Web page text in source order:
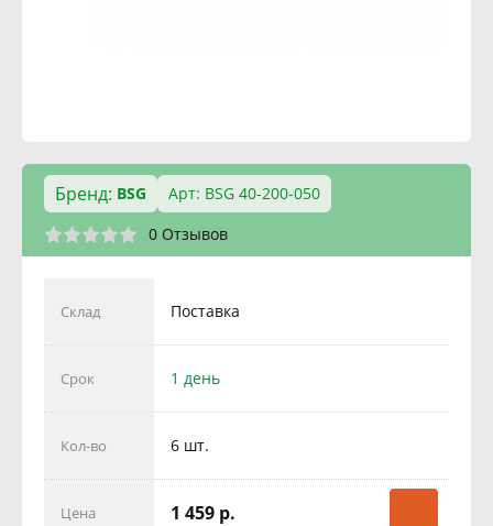
Бренд: BSG
Арт: BSG 40-200-050
0 Отзывов
Склад Поставка
Срок 1 день
Кол-во 6 шт.
Цена 1 459 р.